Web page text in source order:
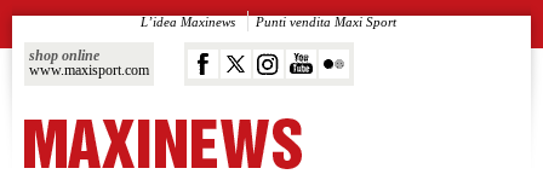
shop online
www.maxisport.com
L’idea Maxinews Punti vendita Maxi Sport